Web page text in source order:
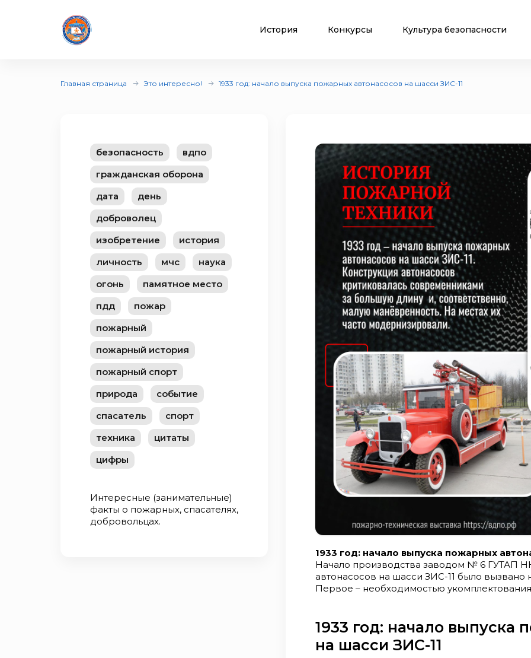
История Конкурсы Культура безопасности
Главная страница Это интересно! 1933 год: начало выпуска пожарных автонасосов на шасси ЗИС-11
безопасность
вдпо
гражданская оборона
дата
день
доброволец
изобретение
история
личность
мчс
наука
огонь
памятное место
пдд
пожар
пожарный
пожарный история
пожарный спорт
природа
событие
спасатель
спорт
техника
цитаты
цифры
Интересные (занимательные)
факты о пожарных, спасателях,
добровольцах.
1933 год: начало выпуска пожарных
Начало производства заводом № 6 ГУТАП
автонасосов на шасси ЗИС-11 было вызвано
Первое – необходимостью
центробежного насоса 4АД-90. Третье –
грузоподъёмное шасси с учётом
шасси ГАЗ-АА, вызванных значительной
1933 год: начало выпуска
на шасси ЗИС-11